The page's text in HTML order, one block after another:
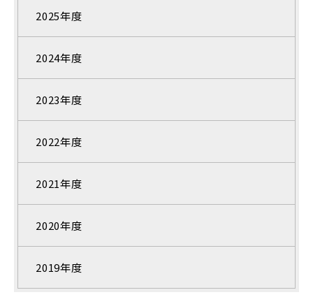
2025年度
2024年度
2023年度
2022年度
2021年度
2020年度
2019年度